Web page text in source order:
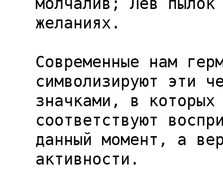
желаниях.
Современные нам
символизируют эти
значками, в которых
соответствуют
данный момент, а
активности.